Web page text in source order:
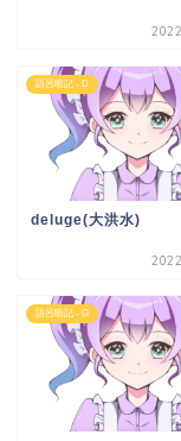
語呂暗記 - D
deluge(大洪水)
語呂暗記 - G